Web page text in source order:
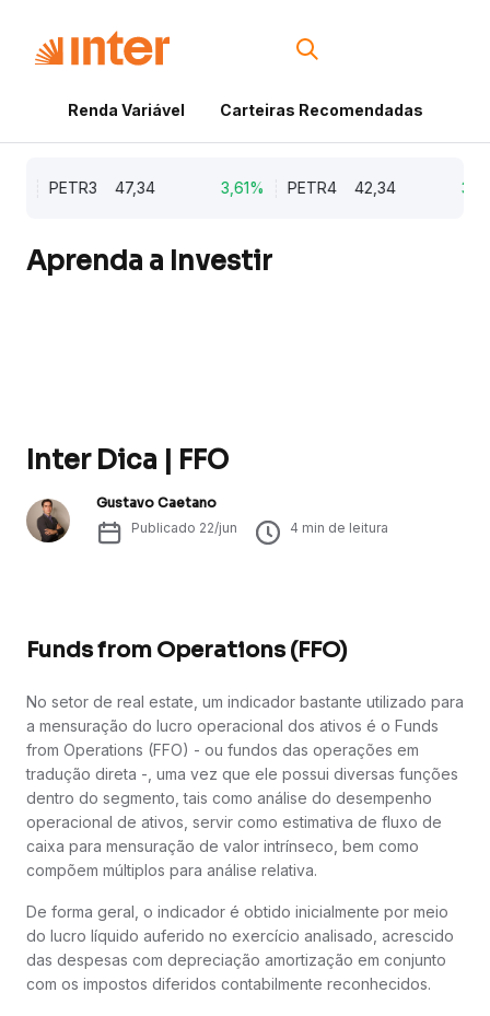
Renda Variável Carteiras Recomendadas
PETR3 47,34 3,61% PETR4 42,34
Aprenda a Investir
Inter Dica | FFO
Gustavo Caetano
Publicado 22/jun 4 min de leitura
Funds from Operations (FFO)
No setor de real estate, um indicador bastante utilizado para
a mensuração do lucro operacional dos ativos é o Funds
from Operations (FFO) - ou fundos das operações em
tradução direta -, uma vez que ele possui diversas funções
dentro do segmento, tais como análise do desempenho
operacional de ativos, servir como estimativa de fluxo de
caixa para mensuração de valor intrínseco, bem como
compõem múltiplos para análise relativa.
De forma geral, o indicador é obtido inicialmente por meio
do lucro líquido auferido no exercício analisado, acrescido
das despesas com depreciação amortização em conjunto
com os impostos diferidos contabilmente reconhecidos.